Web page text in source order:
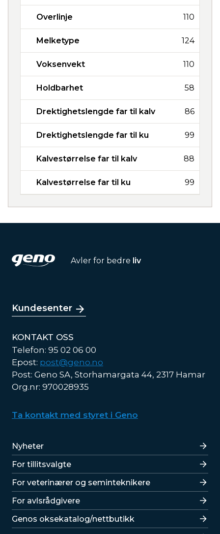
Overlinje 110
Melketype 124
Voksenvekt 110
Holdbarhet 58
Drektighetslengde far til kalv 86
Drektighetslengde far til ku 99
Kalvestørrelse far til kalv 88
Kalvestørrelse far til ku 99
Avler for bedre liv
Kundesenter
KONTAKT OSS
Telefon: 95 02 06 00
Epost: post@geno.no
Post: Geno SA, Storhamargata 44, 2317 Hamar
Org.nr: 970028935
Ta kontakt med styret i Geno
Lenker
Nyheter
For tillitsvalgte
For veterinærer og seminteknikere
For avlsrådgivere
Lenker
Genos oksekatalog/nettbutikk